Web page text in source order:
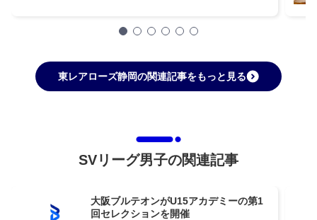
東レアローズ静岡の関連記事をもっと見る
SVリーグ男子の関連記事
大阪ブルテオンがU15アカデミーの第1
回セレクションを開催